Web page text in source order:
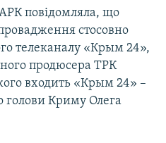
повідомляла, що
стосовно
телеканалу «Крым 24»,
продюсера ТРК
входить «Крым 24» –
голови Криму Олега